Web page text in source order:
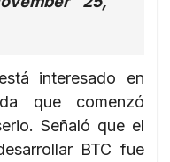
interesado en
que comenzó
Señaló que el
BTC fue